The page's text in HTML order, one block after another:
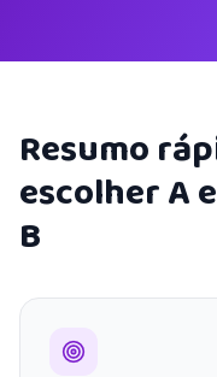
Resumo
escolher A
B